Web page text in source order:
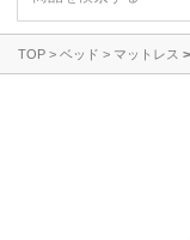
TOP ベッド マットレス